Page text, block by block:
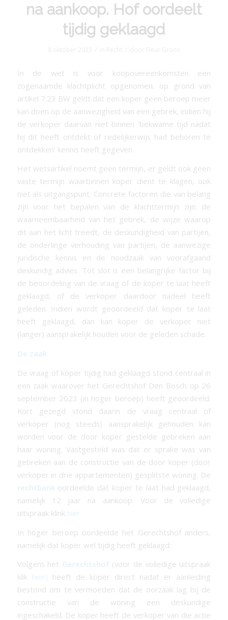
na aankoop. Hof oordeelt
tijdig geklaagd
In de wet is voor koopovereenkomsten een
zogenaamde klachtplicht opgenomen: op grond van
artikel 7:23 BW geldt dat een koper geen beroep meer
kan doen op de aanwezigheid van een gebrek, indien hij
de verkoper daarvan niet binnen ‘bekwame tijd nadat
hij dit heeft ontdekt of redelijkerwijs had behoren te
ontdekken’ kennis heeft gegeven.
Het wetsartikel noemt geen termijn, er geldt ook geen
vaste termijn waarbinnen koper dient te klagen, ook
niet als uitgangspunt. Concrete factoren die van belang
zijn voor het bepalen van de klachttermijn zijn: de
waarneembaarheid van het gebrek, de wijze waarop
dit aan het licht treedt, de deskundigheid van partijen,
de onderlinge verhouding van partijen, de aanwezige
juridische kennis en de noodzaak van voorafgaand
deskundig advies. Tot slot is een belangrijke factor bij
de beoordeling van de vraag of de koper te laat heeft
geklaagd, of de verkoper daardoor nadeel heeft
geleden. Indien wordt geoordeeld dat koper te laat
heeft geklaagd, dan kan koper de verkoper niet
(langer) aansprakelijk houden voor de geleden schade.
De zaak
De vraag of koper tijdig had geklaagd stond centraal in
een zaak waarover het Gerechtshof Den Bosch op 26
september 2023 (in hoger beroep) heeft geoordeeld.
Kort gezegd stond daarin de vraag centraal of
verkoper (nog steeds) aansprakelijk gehouden kan
worden voor de door koper gestelde gebreken aan
haar woning. Vastgesteld was dat er sprake was van
gebreken aan de constructie van de door koper (door
verkoper in drie appartementen) gesplitste woning. De
rechtbank oordeelde dat koper te laat had geklaagd,
namelijk 12 jaar na aankoop. Voor de volledige
uitspraak klink hier.
In hoger beroep oordeelde het Gerechtshof anders,
namelijk dat koper wel tijdig heeft geklaagd:
Volgens het Gerechtshof (voor de volledige uitspraak
klik hier) heeft de koper direct nadat er aanleiding
bestond om te vermoeden dat de oorzaak lag bij de
constructie van de woning een deskundige
ingeschakeld. De koper heeft de verkoper van die actie